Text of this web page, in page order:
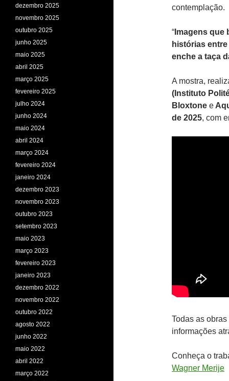
contemplação.
“ Imagens
histórias
enche a taça
A mostra,
(Instituto
Bloxtone e
de 2025, com
Todas as
informações
Conheça o
Wagner Merije
dezembro 2025
novembro 2025
outubro 2025
junho 2025
maio 2025
abril 2025
março 2025
fevereiro 2025
julho 2024
junho 2024
maio 2024
abril 2024
março 2024
fevereiro 2024
janeiro 2024
dezembro 2023
novembro 2023
outubro 2023
setembro 2023
maio 2023
março 2023
fevereiro 2023
janeiro 2023
dezembro 2022
novembro 2022
outubro 2022
agosto 2022
junho 2022
maio 2022
abril 2022
março 2022